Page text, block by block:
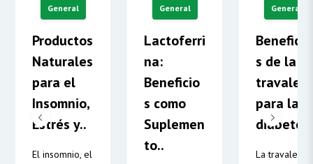
General
Productos
Naturales
para el
Insomnio,
Estrés y..
El insomnio, el
General
Lactoferri
na:
Beneficio
s como
Suplemen
to..
General
Beneficio
s de la
travalera
para la
diabetes
La travalera